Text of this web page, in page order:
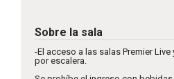
Sobre la sala
-El acceso a las salas Premier
por escalera.